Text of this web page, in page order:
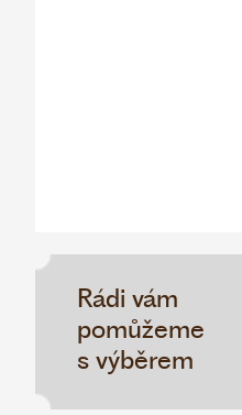
Rádi vám
pomůžeme
s výběrem